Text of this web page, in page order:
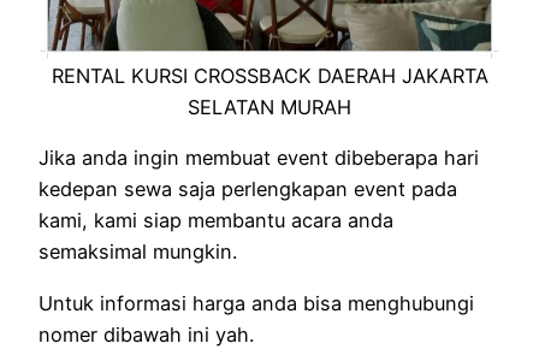
RENTAL KURSI CROSSBACK DAERAH JAKARTA
SELATAN MURAH
Jika anda ingin membuat event dibeberapa hari
kedepan sewa saja perlengkapan event pada
kami, kami siap membantu acara anda
semaksimal mungkin.
Untuk informasi harga anda bisa menghubungi
nomer dibawah ini yah.